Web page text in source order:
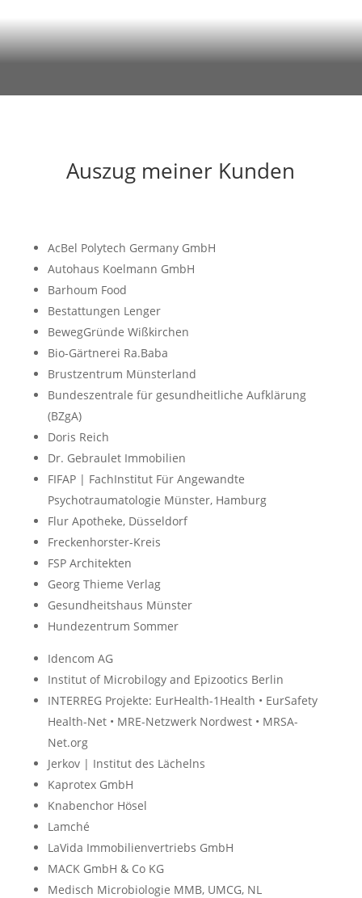
Auszug meiner Kunden
AcBel Polytech Germany GmbH
Autohaus Koelmann GmbH
Barhoum Food
Bestattungen Lenger
BewegGründe Wißkirchen
Bio-Gärtnerei Ra.Baba
Brustzentrum Münsterland
Bundeszentrale für gesundheitliche Aufklärung
(BZgA)
Doris Reich
Dr. Gebraulet Immobilien
FIFAP | FachInstitut Für Angewandte
Psychotraumatologie Münster, Hamburg
Flur Apotheke, Düsseldorf
Freckenhorster-Kreis
FSP Architekten
Georg Thieme Verlag
Gesundheitshaus Münster
Hundezentrum Sommer
Idencom AG
Institut of Microbilogy and Epizootics Berlin
INTERREG Projekte: EurHealth-1Health • EurSafety
Health-Net • MRE-Netzwerk Nordwest • MRSA-
Net.org
Jerkov | Institut des Lächelns
Kaprotex GmbH
Knabenchor Hösel
Lamché
LaVida Immobilienvertriebs GmbH
MACK GmbH & Co KG
Medisch Microbiologie MMB, UMCG, NL